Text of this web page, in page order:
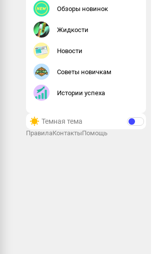
Обзоры новинок
Жидкости
Новости
Советы новичкам
Истории успеха
Темная тема
ПравилаКонтактыПомощь